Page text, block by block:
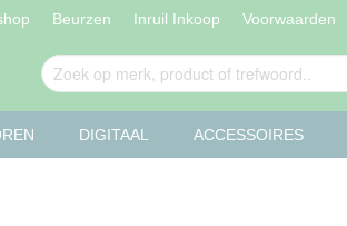
Beurzen Inruil Inkoop Voorwaarden
DIGITAAL ACCESSOIRES